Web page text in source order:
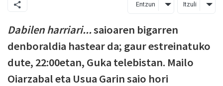
Entzun Itzuli
Dabilen harriari...saioaren bigarren
denboraldia hastear da; gaur estreinatuko
dute, 22:00etan, Guka telebistan. Mailo
Oiarzabal eta Usua Garin saio hori